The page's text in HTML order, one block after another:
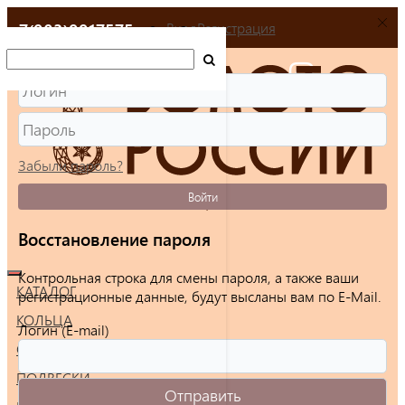
+7(903)9917575
КАТАЛОГ
КОЛЬЦА
СЕРЬГИ
ПОДВЕСКИ
ВходРегистрация
Забыли пароль?
Войти
Восстановление пароля
Контрольная строка для смены пароля, а также ваши
регистрационные данные, будут высланы вам по E-Mail.
Логин (E-mail)